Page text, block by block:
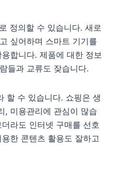
정의할 수 있습니다. 새로
싶어하며 스마트 기기를
합니다. 제품에 대한 정보
들과 교류도 잦습니다.
할 수 있습니다. 쇼핑은 생
, 미용관리에 관심이 많습
라도 인터넷 구매를 선호
한 콘텐츠 활용도 잘하고